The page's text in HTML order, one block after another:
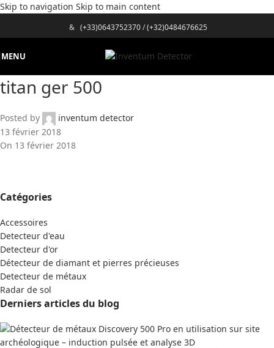
Skip to navigation Skip to main content
& (+33)0643752370/(+32)0484676625
MENU
titan ger 500
Posted by
inventum detector
13 février 2018
On 13 février 2018
Catégories
Accessoires
Detecteur d'eau
Detecteur d'or
Détecteur de diamant et pierres précieuses
Detecteur de métaux
Radar de sol
Derniers articles du blog